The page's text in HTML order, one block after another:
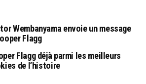
Wembanyama envoie un message
Flagg
Flagg déjà parmi les meilleurs
de l’histoire